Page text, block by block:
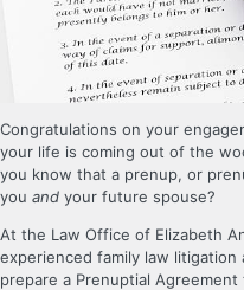
Congratulations on your
your life is coming out of the
you know that a prenup, or
you and your future spouse?
At the Law Office of Elizabeth
experienced family law
prepare a Prenuptial